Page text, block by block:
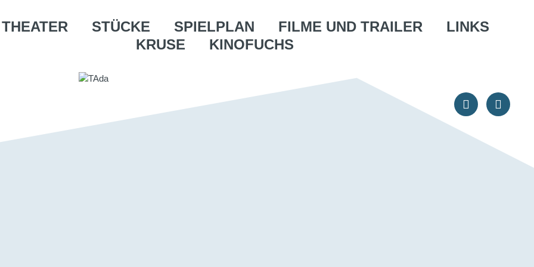
THEATER STÜCKE SPIELPLAN FILME UND TRAILER
LINKS
KRUSE
KINOFUCHS